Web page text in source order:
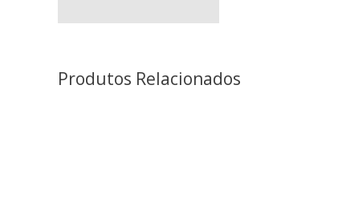
Produtos Relacionados